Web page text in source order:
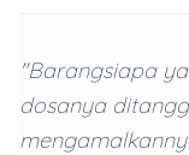
"Barangsiapa
dosanya